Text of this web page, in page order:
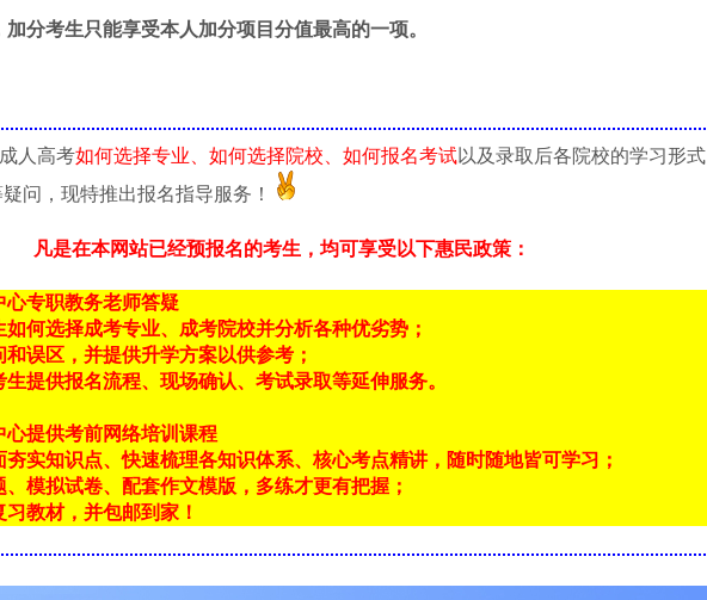
分考生只能享受本人加分项目分值最高的一项。
人高考如何选择专业、如何选择院校、如何报名考试以及录取后各院校的学习形式
疑问，现特推出报名指导服务！
凡是在本网站已经预报名的考生，均可享受以下惠民政策：
心专职教务老师答疑
何选择成考专业、成考院校并分析各种优劣势；
误区，并提供升学方案以供参考；
提供报名流程、现场确认、考试录取等延伸服务。
提供考前网络培训课程
实知识点、快速梳理各知识体系、核心考点精讲，随时随地皆可学习；
模拟试卷、配套作文模版，多练才更有把握；
教材，并包邮到家！